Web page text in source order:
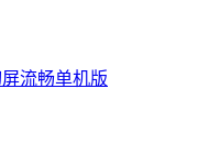
流畅单机版